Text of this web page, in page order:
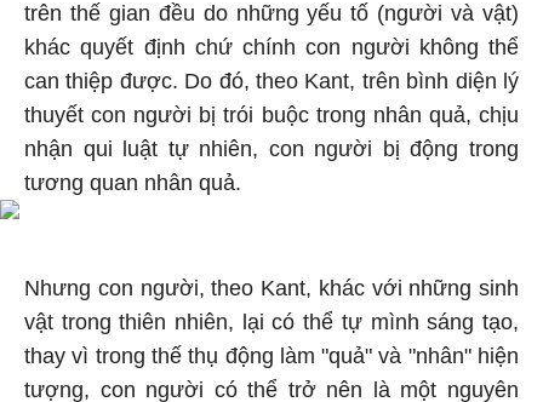
trên thế gian đều do những yếu tố (người và vật)
khác quyết định chứ chính con người không thể
can thiệp được. Do đó, theo Kant, trên bình diện lý
thuyết con người bị trói buộc trong nhân quả, chịu
nhận qui luật tự nhiên, con người bị động trong
tương quan nhân quả.
Nhưng con người, theo Kant, khác với những sinh
vật trong thiên nhiên, lại có thể tự mình sáng tạo,
thay vì trong thế thụ động làm "quả" và "nhân" hiện
tượng, con người có thể trở nên là một nguyên